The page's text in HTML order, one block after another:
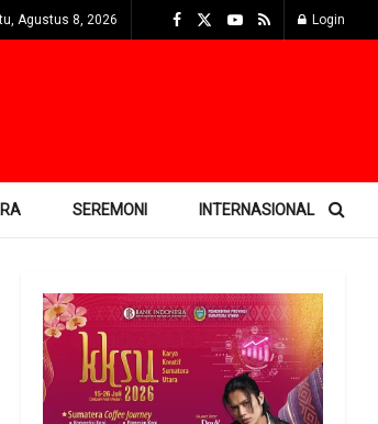
Agustus 8, 2026 Login
SEREMONI INTERNASIONAL